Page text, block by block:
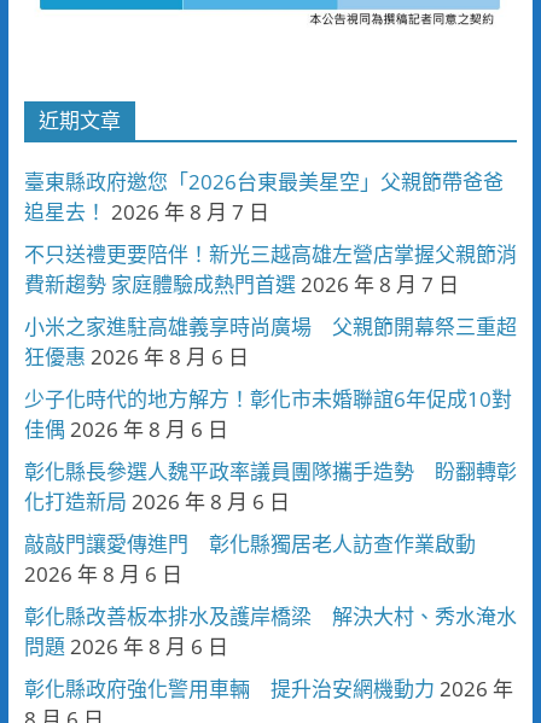
近期文章
臺東縣政府邀您「2026台東最美星空」父親節帶爸爸
追星去！ 2026 年 8 月 7 日
不只送禮更要陪伴！新光三越高雄左營店掌握父親節消
費新趨勢 家庭體驗成熱門首選2026 年 8 月 7 日
小米之家進駐高雄義享時尚廣場 父親節開幕祭三重超
狂優惠 2026 年 8 月 6 日
少子化時代的地方解方！彰化市未婚聯誼6年促成10對
佳偶 2026 年 8 月 6 日
彰化縣長參選人魏平政率議員團隊攜手造勢 盼翻轉彰
化打造新局 2026 年 8 月 6 日
敲敲門讓愛傳進門 彰化縣獨居老人訪查作業啟動
2026 年 8 月 6 日
彰化縣改善板本排水及護岸橋梁 解決大村、秀水淹水
問題 2026 年 8 月 6 日
彰化縣政府強化警用車輛 提升治安網機動力 2026 年